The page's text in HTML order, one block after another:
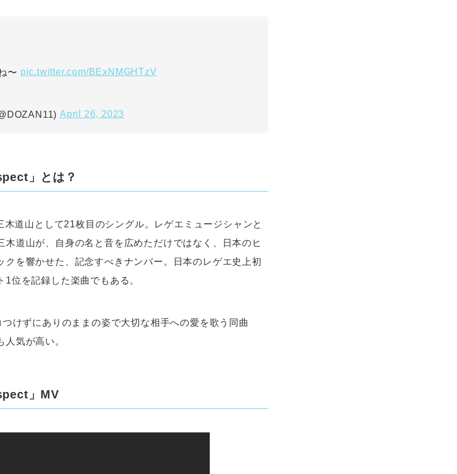
〜 pic.twitter.com/BExNMGHTzV
April 26, 2023
」とは？
道山として21枚目のシングル。レゲエミュージシャンと
木道山が、自身の名と音を広めただけではなく、日本のヒ
クを響かせた、記念すべきナンバー。日本のレゲエ史上初
位を記録した楽曲でもある。
けずにありのままの姿で大切な相手への愛を歌う同曲
気が高い。
」MV